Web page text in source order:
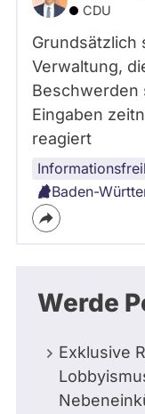
CDU
Grundsätzlich
Verwaltung,
Beschwerden
Eingaben
reagiert
Verwaltung
Baden-
Werde
Exklusive